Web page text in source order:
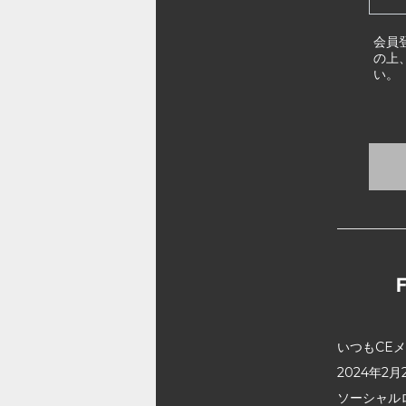
会員
の上
い。
いつもCE
2024年2月
ソーシャ